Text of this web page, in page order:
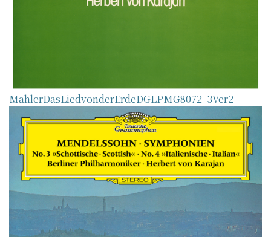
MahlerDasLiedvonderErdeDGLPMG8072_3Ver2